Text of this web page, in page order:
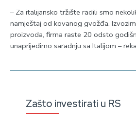
– Za italijansko tržište radili smo
namještaj od kovanog gvožđa.
proizvoda, firma raste 20 odsto
unaprijedimo saradnju sa Italijom –
Zašto investirati u RS